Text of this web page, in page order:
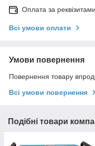
Оплата за реквізитами
Всі умови оплати
Умови повернення
Повернення товару
Всі умови повернення
Подібні товари